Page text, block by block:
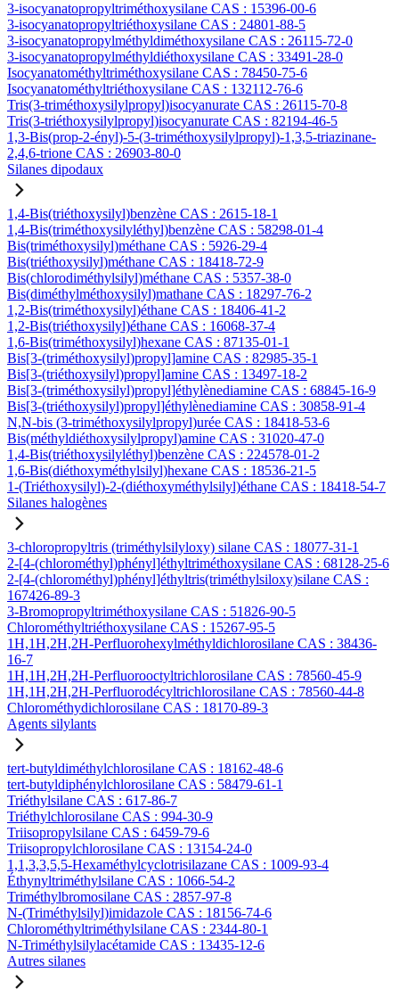
3-isocyanatopropyltriméthoxysilane CAS : 15396-00-6
3-isocyanatopropyltriéthoxysilane CAS : 24801-88-5
3-isocyanatopropylméthyldiméthoxysilane CAS : 26115-72-0
3-isocyanatopropylméthyldiéthoxysilane CAS : 33491-28-0
Isocyanatométhyltriméthoxysilane CAS : 78450-75-6
Isocyanatométhyltriéthoxysilane CAS : 132112-76-6
Tris(3-triméthoxysilylpropyl)isocyanurate CAS : 26115-70-8
Tris(3-triéthoxysilylpropyl)isocyanurate CAS : 82194-46-5
1,3-Bis(prop-2-ényl)-5-(3-triméthoxysilylpropyl)-1,3,5-triazinane-
2,4,6-trione CAS : 26903-80-0
Silanes dipodaux
1,4-Bis(triéthoxysilyl)benzène CAS : 2615-18-1
1,4-Bis(triméthoxysilyléthyl)benzène CAS : 58298-01-4
Bis(triméthoxysilyl)méthane CAS : 5926-29-4
Bis(triéthoxysilyl)méthane CAS : 18418-72-9
Bis(chlorodiméthylsilyl)méthane CAS : 5357-38-0
Bis(diméthylméthoxysilyl)mathane CAS : 18297-76-2
1,2-Bis(triméthoxysilyl)éthane CAS : 18406-41-2
1,2-Bis(triéthoxysilyl)éthane CAS : 16068-37-4
1,6-Bis(triméthoxysilyl)hexane CAS : 87135-01-1
Bis[3-(triméthoxysilyl)propyl]amine CAS : 82985-35-1
Bis[3-(triéthoxysilyl)propyl]amine CAS : 13497-18-2
Bis[3-(triméthoxysilyl)propyl]éthylènediamine CAS : 68845-16-9
Bis[3-(triéthoxysilyl)propyl]éthylènediamine CAS : 30858-91-4
N,N-bis (3-triméthoxysilylpropyl)urée CAS : 18418-53-6
Bis(méthyldiéthoxysilylpropyl)amine CAS : 31020-47-0
1,4-Bis(triéthoxysilyléthyl)benzène CAS : 224578-01-2
1,6-Bis(diéthoxyméthylsilyl)hexane CAS : 18536-21-5
1-(Triéthoxysilyl)-2-(diéthoxyméthylsilyl)éthane CAS : 18418-54-7
Silanes halogènes
3-chloropropyltris (triméthylsilyloxy) silane CAS : 18077-31-1
2-[4-(chlorométhyl)phényl]éthyltriméthoxysilane CAS : 68128-25-6
2-[4-(chlorométhyl)phényl]éthyltris(triméthylsiloxy)silane CAS :
167426-89-3
3-Bromopropyltriméthoxysilane CAS : 51826-90-5
Chlorométhyltriéthoxysilane CAS : 15267-95-5
1H,1H,2H,2H-Perfluorohexylméthyldichlorosilane CAS : 38436-
16-7
1H,1H,2H,2H-Perfluorooctyltrichlorosilane CAS : 78560-45-9
1H,1H,2H,2H-Perfluorodécyltrichlorosilane CAS : 78560-44-8
Chlorométhydichlorosilane CAS : 18170-89-3
Agents silylants
tert-butyldiméthylchlorosilane CAS : 18162-48-6
tert-butyldiphénylchlorosilane CAS : 58479-61-1
Triéthylsilane CAS : 617-86-7
Triéthylchlorosilane CAS : 994-30-9
Triisopropylsilane CAS : 6459-79-6
Triisopropylchlorosilane CAS : 13154-24-0
1,1,3,3,5,5-Hexaméthylcyclotrisilazane CAS : 1009-93-4
Éthynyltriméthylsilane CAS : 1066-54-2
Triméthylbromosilane CAS : 2857-97-8
N-(Triméthylsilyl)imidazole CAS : 18156-74-6
Chlorométhyltriméthylsilane CAS : 2344-80-1
N-Triméthylsilylacétamide CAS : 13435-12-6
Autres silanes